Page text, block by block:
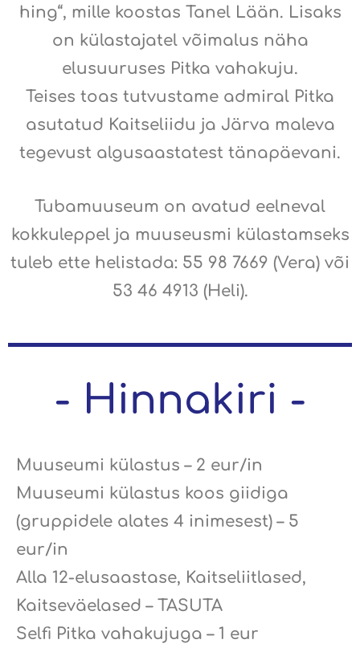
hing“, mille koostas Tanel Lään. Lisaks
on külastajatel võimalus näha
elusuuruses Pitka vahakuju.
Teises toas tutvustame admiral Pitka
asutatud Kaitseliidu ja Järva maleva
tegevust algusaastatest tänapäevani.
Tubamuuseum on avatud eelneval
kokkuleppel ja muuseusmi külastamseks
tuleb ette helistada: 55 98 7669 (Vera) või
53 46 4913 (Heli).
- Hinnakiri -
Muuseumi külastus – 2 eur/in
Muuseumi külastus koos giidiga
(gruppidele alates 4 inimesest) – 5
eur/in
Alla 12-elusaastase, Kaitseliitlased,
Kaitseväelased – TASUTA
Selfi Pitka vahakujuga – 1 eur